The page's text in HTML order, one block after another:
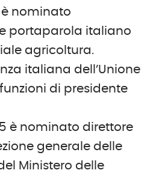
è nominato
portaparola italiano
agricoltura.
italiana dell’Unione
di presidente
è nominato direttore
generale delle
Ministero delle